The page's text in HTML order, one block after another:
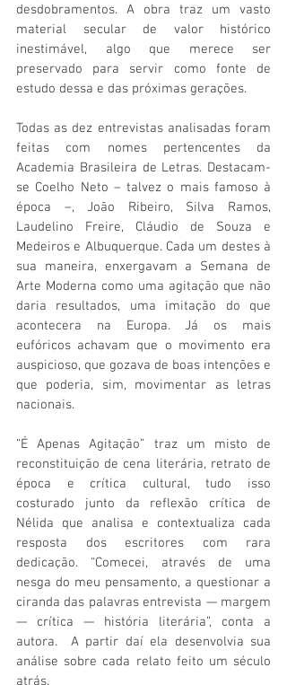
desdobramentos. A obra traz um vasto
material secular de valor histórico
inestimável, algo que merece ser
preservado para servir como fonte de
estudo dessa e das próximas gerações.
Todas as dez entrevistas analisadas foram
feitas com nomes pertencentes da
Academia Brasileira de Letras. Destacam-
se Coelho Neto – talvez o mais famoso à
época –, João Ribeiro, Silva Ramos,
Laudelino Freire, Cláudio de Souza e
Medeiros e Albuquerque. Cada um destes à
sua maneira, enxergavam a Semana de
Arte Moderna como uma agitação que não
daria resultados, uma imitação do que
acontecera na Europa. Já os mais
eufóricos achavam que o movimento era
auspicioso, que gozava de boas intenções e
que poderia, sim, movimentar as letras
nacionais.
“É Apenas Agitação” traz um misto de
reconstituição de cena literária, retrato de
época e crítica cultural, tudo isso
costurado junto da reflexão crítica de
Nélida que analisa e contextualiza cada
resposta dos escritores com rara
dedicação. “Comecei, através de uma
nesga do meu pensamento, a questionar a
ciranda das palavras entrevista — margem
— crítica — história literá­ria”, conta a
autora.  A partir daí ela desenvolvia sua
análise sobre cada relato feito um século
atrás.